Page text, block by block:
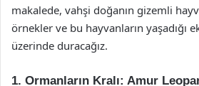
makalede, vahşi doğanın gizemli
örnekler ve bu hayvanların yaşadığı
üzerinde duracağız.
1. Ormanların Kralı: Amur